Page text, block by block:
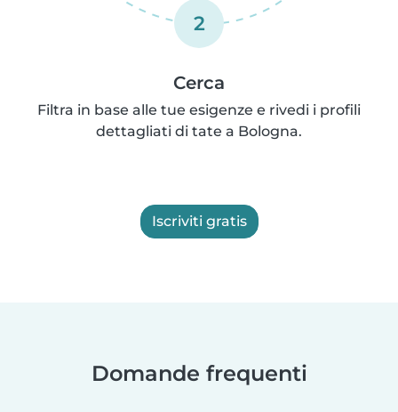
2
Cerca
Filtra in base alle tue esigenze e rivedi i profili
dettagliati di tate a Bologna.
Iscriviti gratis
Domande frequenti